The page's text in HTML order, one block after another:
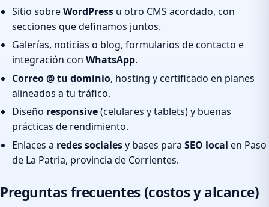
Sitio sobreWordPress u otro CMS acordado, con
secciones que definamos juntos.
Galerías, noticias o blog, formularios de contacto e
integración con WhatsApp.
Correo @ tu dominio, hosting y certificado en planes
alineados a tu tráfico.
Diseño responsive(celulares y tablets) y buenas
prácticas de rendimiento.
Enlaces a redes socialesy bases para SEO local en Paso
de La Patria, provincia de Corrientes.
Preguntas frecuentes (costos y alcance)